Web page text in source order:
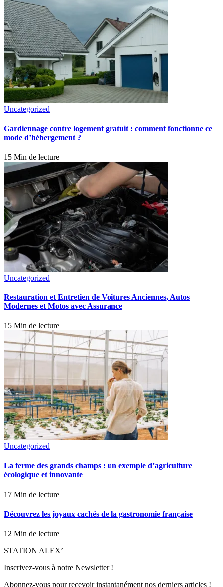
Uncategorized
Gardiennage contre logement gratuit : comment fonctionne ce
mode d’hébergement ?
15 Min de lecture
Uncategorized
Restauration et Entretien de Voitures Anciennes, Autos
Modernes et Motos avec Assurance
15 Min de lecture
Uncategorized
La ferme des grands champs : un exemple d’agriculture
écologique et innovante
17 Min de lecture
Découvrez les joyaux cachés de la gastronomie française
12 Min de lecture
STATION ALEX’
Inscrivez-vous à notre Newsletter !
Abonnez-vous pour recevoir instantanément nos derniers articles !